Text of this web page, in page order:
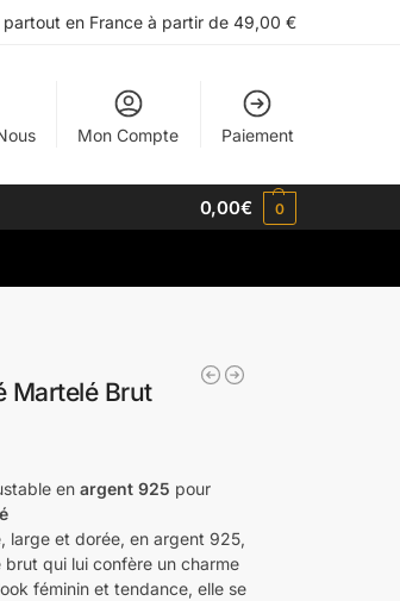
en France à partir de 49,00 €
Mon Compte Paiement
0,00€ 0
Martelé Brut
enargent 925 pour
large et dorée, en argent 925,
qui lui confère un charme
féminin et tendance, elle se